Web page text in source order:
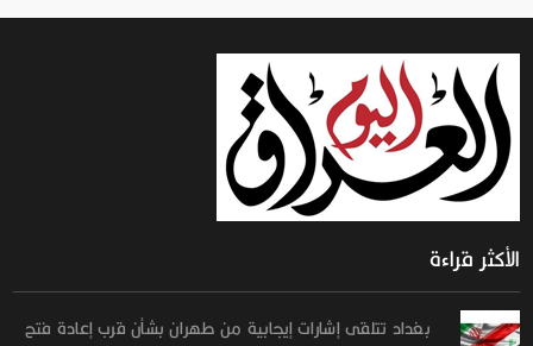
الأكثر قراءة
بغداد تتلقى إشارات إيجابية من طهران بشأن قرب إعادة فتح